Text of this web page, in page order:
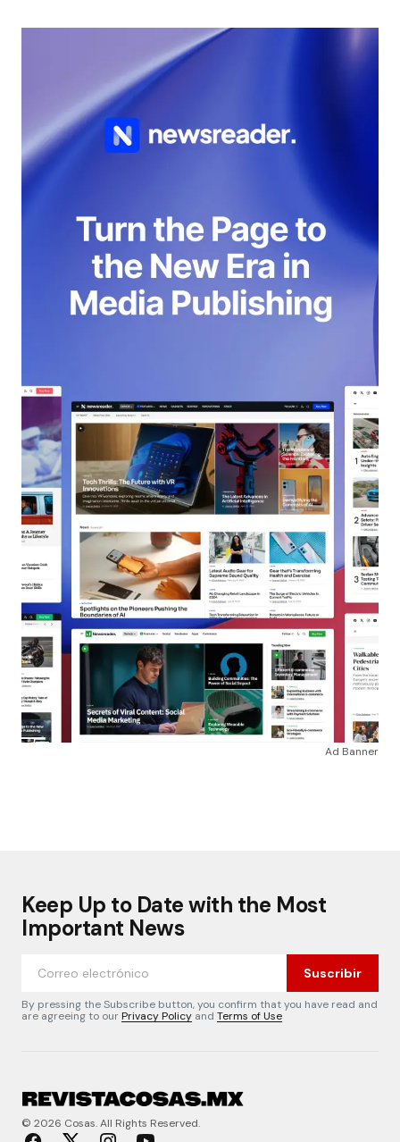
Ad Banner
Keep Up to Date with the Most
Important News
Suscribir
By pressing the Subscribe button, you confirm that you have read and
are agreeing to ourPrivacy Policy and Terms of Use
© 2026 Cosas. All Rights Reserved.